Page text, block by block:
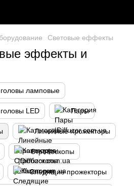
Световые еффекты
эффекты и
ламповые
LED Пары
Линейные прожекторы
Стробоскопы
Следящие прожекторы